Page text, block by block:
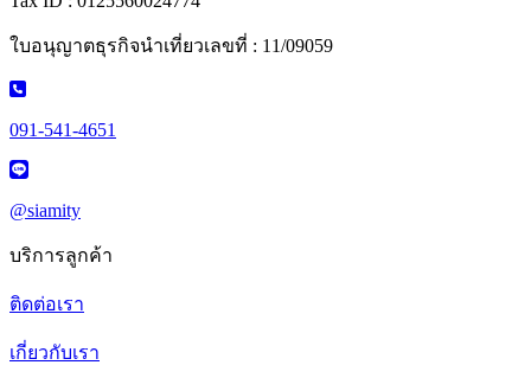
ใบอนุญาตธุรกิจนำเที่ยวเลขที่ : 11/09059
091-541-4651
@siamity
บริการลูกค้า
ติดต่อเรา
เกี่ยวกับเรา